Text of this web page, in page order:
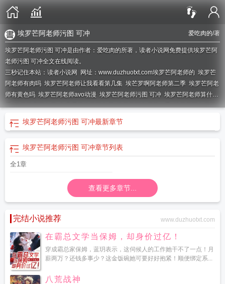
爱吃肉的/著
埃罗芒阿老师污图 可冲
埃罗芒阿老师污图 可冲是由作者：爱吃肉的所著，读者小说网免费提供埃罗芒阿
老师污图 可冲全文在线阅读。
三秒记住本站：读者小说网 网址：www.duzhuotxt.com埃罗芒阿老师的 埃罗芒
阿老师有肉吗 埃罗芒阿老师让我看看第几集 埃芒罗啊阿老师第二季 埃罗芒阿老
师有黄色吗 埃罗芒阿老师avo动漫 埃罗芒阿老师污图 可冲 埃罗芒阿老师算什么
番埃罗芒啊阿老师免费看芒埃罗阿老师埃罗芒阿老师第二季埃罗芒阿老师第
12卷铅笔
埃罗芒阿老师无删除 埃罗芒阿老师第二季ova
线 埃罗芒阿老师污图壁纸
if埃罗芒阿老师也想色色黄色 埃罗芒阿老师第12
手机壁纸
埃罗芒阿老师有吻戏吗 埃罗芒阿老师第五卷
埃罗芒阿老师污图 可冲最新章节
埃罗芒阿老师污图 可冲章节列表
全1章
查看更多章节...
完结小说推荐 www.duzhuotxt.com
在霸总文学当保姆，却身价过亿！
穿成霸总家保姆，蓝玥表示，这伺候人的工作她干不了一点！月
薪两万？还钱多事少？这金饭碗她可要好好抱紧！顺便绑定系...
八荒战神